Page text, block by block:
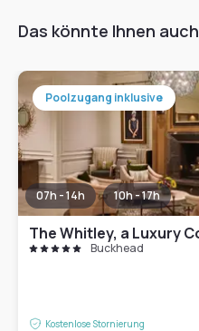
Das könnte Ihnen
Poolzugang inklusive
07h - 14h 10h - 17h
Buckhead
Kostenlose Stornierung